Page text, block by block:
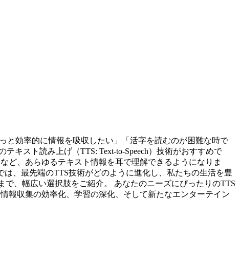
と効率的に情報を吸収したい」「活字を読むのが困難な時で
キスト読み上げ（TTS: Text-to-Speech）技術がおすすめで
ど、あらゆるテキスト情報を耳で理解できるようになりま
、最先端のTTS技術がどのように進化し、私たちの生活を豊
、幅広い選択肢をご紹介。 あなたのニーズにぴったりのTTS
報収集の効率化、学習の深化、そして新たなエンターテイン